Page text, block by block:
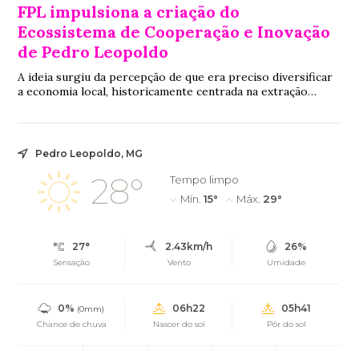
FPL impulsiona a criação do
Ecossistema de Cooperação e Inovação
de Pedro Leopoldo
A ideia surgiu da percepção de que era preciso diversificar
a economia local, historicamente centrada na extração
trabalho em setores estratégicos
Pedro Leopoldo, MG
28°
Tempo limpo
Mín. 15° Máx. 29°
27°
Sensação
2.43km/h
Vento
26%
Umidade
0% (0mm)
Chance de chuva
06h22
Nascer do sol
05h41
Pôr do sol